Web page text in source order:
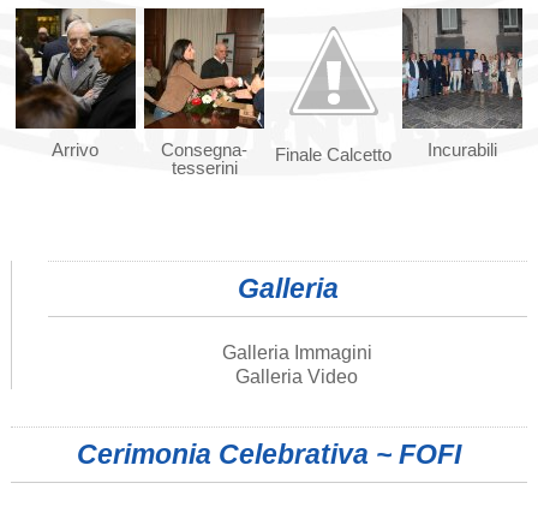
Arrivo
Consegna-
tesserini
Finale Calcetto Incurabili
Galleria
Galleria Immagini
Galleria Video
Cerimonia Celebrativa ~ FOFI